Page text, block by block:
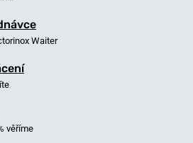
Waiter
věříme